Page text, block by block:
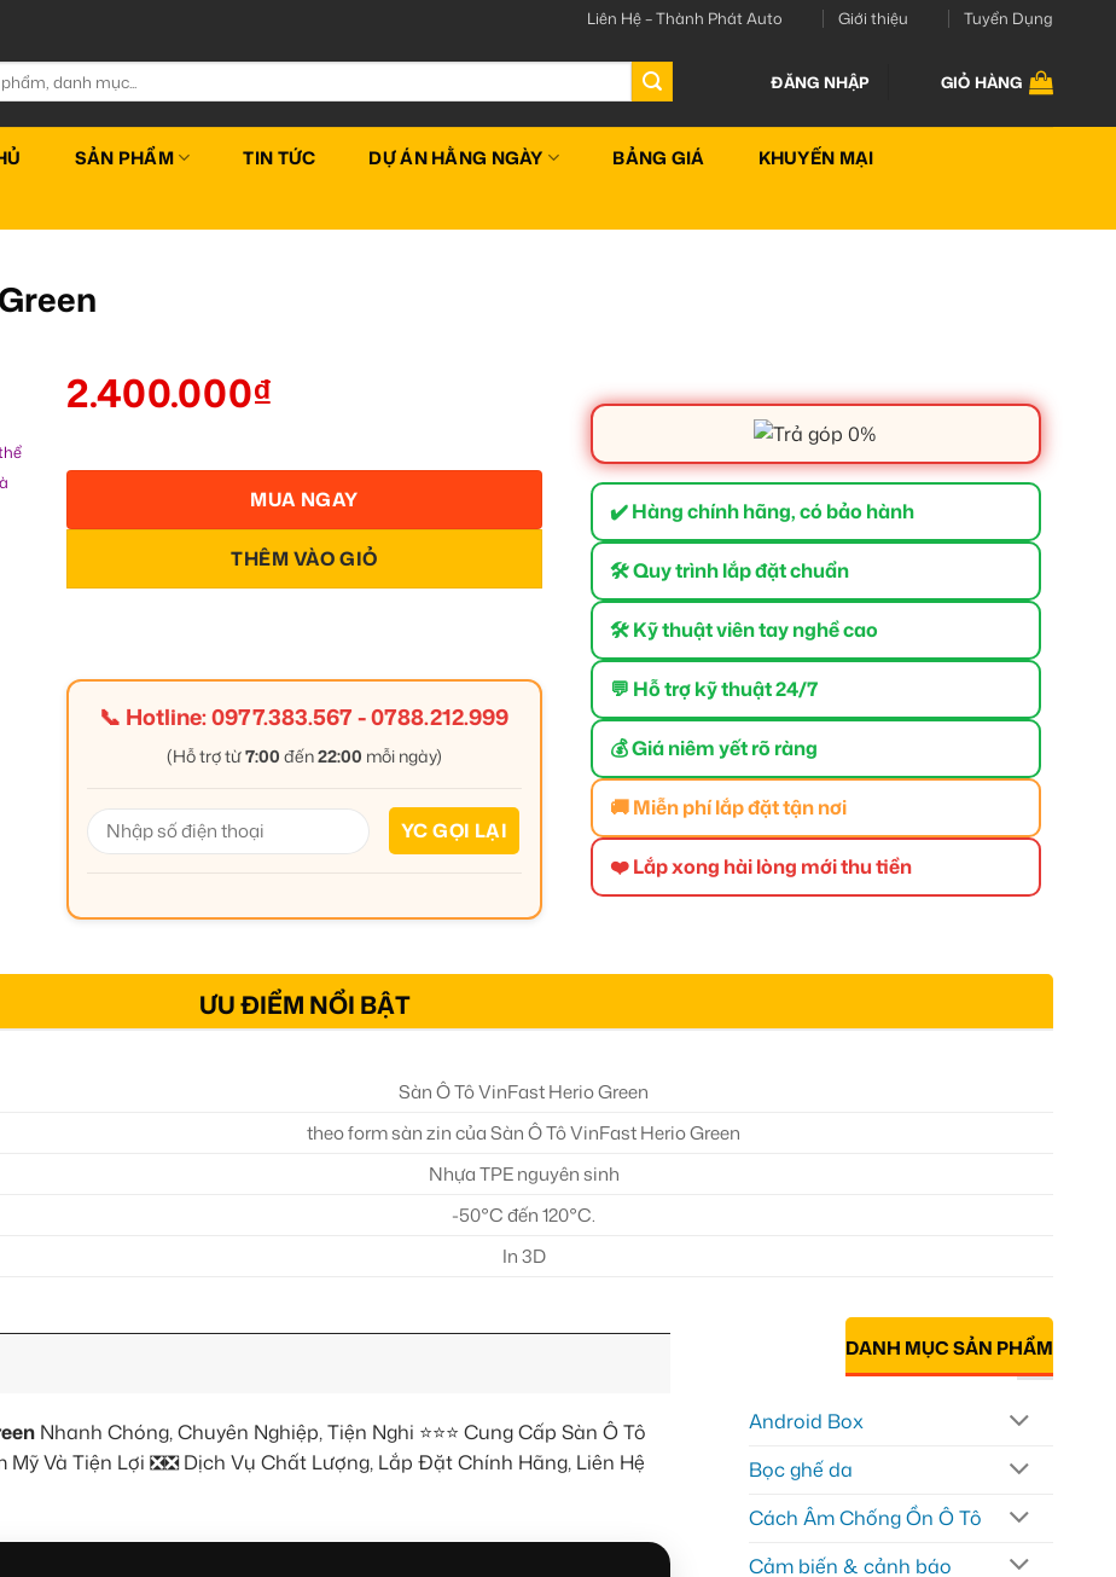
Liên Hệ – Thành Phát Auto Giới thiệu Tuyển Dụng
ĐĂNG NHẬP GIỎ HÀNG
SẢN PHẨM TIN TỨC DỰ ÁN HẰNG NGÀY BẢNG GIÁ KHUYẾN MẠI
2.400.000₫
THÊM VÀO GIỎ
MUA NGAY
📞 Hotline:0977.383.567-0788.212.999
(Hỗ trợ từ7:00 đến22:00 mỗi ngày)
✔️ Hàng chính hãng, có bảo hành
🛠 Quy trình lắp đặt chuẩn
🛠 Kỹ thuật viên tay nghề cao
💬 Hỗ trợ kỹ thuật 24/7
💰 Giá niêm yết rõ ràng
🚚 Miễn phí lắp đặt tận nơi
❤️ Lắp xong hài lòng mới thu tiền
ƯU ĐIỂM NỔI BẬT
Sàn Ô Tô VinFast Herio Green
theo form sàn zin của Sàn Ô Tô VinFast Herio Green
Nhựa TPE nguyên sinh
-50°C đến 120°C.
In 3D
Nhanh Chóng, Chuyên Nghiệp, Tiện Nghi ⭐⭐⭐ Cung Cấp Sàn Ô Tô
Và Tiện Lợi ❎❎ Dịch Vụ Chất Lượng, Lắp Đặt Chính Hãng, Liên Hệ
DANH MỤC SẢN PHẨM
Android Box
Bọc ghế da
Cách Âm Chống Ồn Ô Tô
Cảm biến & cảnh báo